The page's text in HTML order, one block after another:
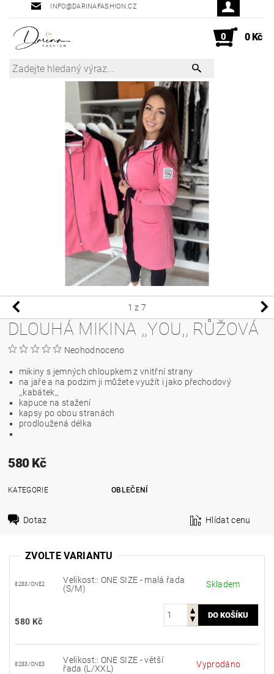
INFO@DARINAFASHION.CZ
0 0 Kč
1 z 7
DLOUHÁ MIKINA ,,YOU,, RŮŽOVÁ
Neohodnoceno
mikiny s jemných chloupkem z vnitřní strany
na jaře a na podzim ji můžete využít i jako přechodový
,,kabátek,,
kapuce na stažení
kapsy po obou stranách
prodloužená délka
580 Kč
KATEGORIE OBLEČENÍ
Dotaz Hlídat cenu
ZVOLTE VARIANTU
8283/ONE2
Velikost:: ONE SIZE - malá řada
(S/M)
Skladem
580 Kč
8283/ONE3
Velikost:: ONE SIZE - větší
řada (L/XXL)
Vyprodáno